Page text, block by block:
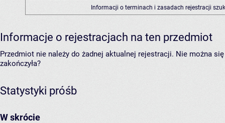
Informacji o terminach i zasadach rejestracji
Informacje o rejestracjach na ten przedmiot
Przedmiot nie należy do żadnej aktualnej rejestracji. Nie można
zakończyła?
Statystyki próśb
W skrócie